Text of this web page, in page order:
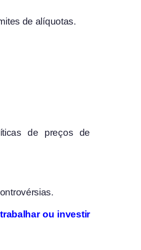
de alíquotas.
de preços de
ou investir